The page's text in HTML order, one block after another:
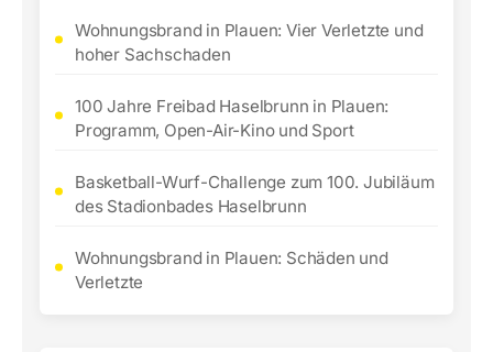
Wohnungsbrand in Plauen: Vier Verletzte und
hoher Sachschaden
100 Jahre Freibad Haselbrunn in Plauen:
Programm, Open-Air-Kino und Sport
Basketball-Wurf-Challenge zum 100. Jubiläum
des Stadionbades Haselbrunn
Wohnungsbrand in Plauen: Schäden und
Verletzte